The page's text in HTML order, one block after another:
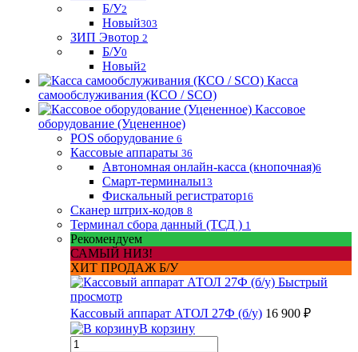
Б/У2
Новый303
ЗИП Эвотор 2
Б/У0
Новый2
Касса
самообслуживания (КСО / SCO)
Кассовое
оборудование (Уцененное)
POS оборудование 6
Кассовые аппараты 36
Автономная онлайн-касса (кнопочная)6
Смарт-терминалы13
Фискальный регистратор16
Сканер штрих-кодов 8
Терминал сбора данный (ТСД ) 1
Рекомендуем
САМЫЙ НИЗ!
ХИТ ПРОДАЖ Б/У
Быстрый
просмотр
Кассовый аппарат АТОЛ 27Ф (б/у) 16 900 ₽
В корзину